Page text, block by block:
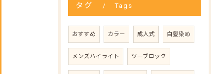
タグ Tags
おすすめ カラー 成人式 白髪染め
メンズハイライト ツーブロック